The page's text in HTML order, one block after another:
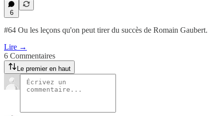
6
#64 Ou les leçons qu'on peut tirer du succès de Romain Gaubert.
Lire →
6 Commentaires
Le premier en haut